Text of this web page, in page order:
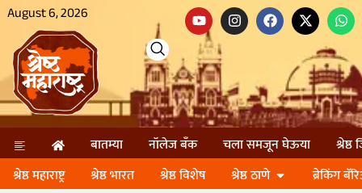
August 6, 2026
बातम्या नॉलेज बॅंक चला समजून घेऊया
श्रेष्ठ
श्रेष्ठ महाराष्ट्र
श्रेष्ठ भारत श्रेष्ठ विशेष श्रेष्ठ ठाणे ब्रेकिंग